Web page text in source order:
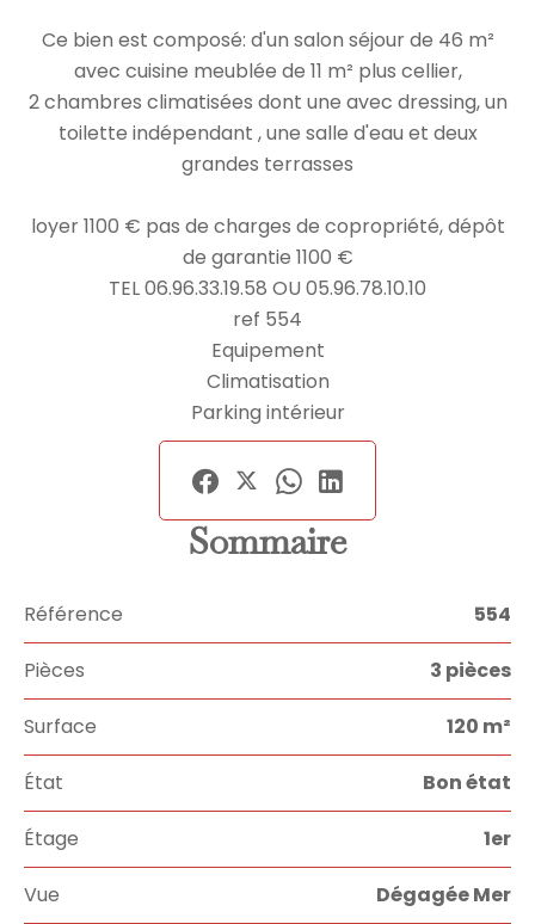
Ce bien est composé: d'un salon séjour de 46 m²
avec cuisine meublée de 11 m² plus cellier,
2 chambres climatisées dont une avec dressing, un
toilette indépendant , une salle d'eau et deux
grandes terrasses
loyer 1100 € pas de charges de copropriété, dépôt
de garantie 1100 €
TEL 06.96.33.19.58 OU 05.96.78.10.10
ref 554
Equipement
Climatisation
Parking intérieur
Sommaire
Référence 554
Pièces 3 pièces
Surface 120 m²
État Bon état
Étage 1er
Vue Dégagée Mer